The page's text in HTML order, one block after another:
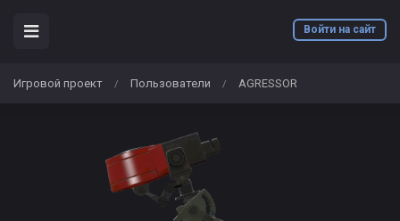
Войти на сайт
Игровой проект / Пользователи / AGRESSOR